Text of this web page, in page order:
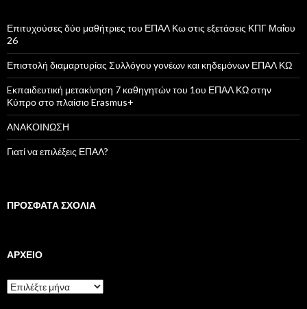
σ
η
γ
ι
α
:
Επιτυχούσες δύο μαθήτριες του ΕΠΑΛ Κω στις εξετάσεις ΚΠΓ Μαΐου
26
Επιστολή διαμαρτυρίας Συλλόγου γονέων και κηδεμόνων ΕΠΑΛ ΚΩ
Eκπαιδευτική μετακίνηση 7 καθηγητών του 1ου ΕΠΑΛ ΚΩ στην
Κύπρο στο πλαίσιο Erasmus+
ΑΝΑΚΟΙΝΩΣΗ
Γιατί να επιλέξεις ΕΠΑΛ?
ΠΡΌΣΦΑΤΑ ΣΧΌΛΙΑ
ΑΡΧΕΊΟ
Α
ρ